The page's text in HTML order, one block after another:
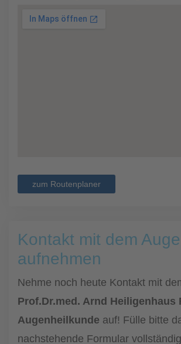
zum Routenplaner
Kontakt mit dem
aufnehmen
Nehme noch heute Kontakt mit
Prof.Dr.med. Arnd Heiligenhaus
Augenheilkunde auf! Fülle bitte
nachstehende Formular